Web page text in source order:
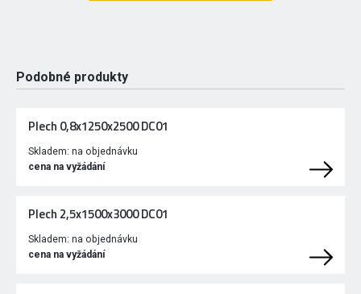
Podobné produkty
Plech 0,8x1250x2500 DC01
Skladem: na objednávku
cena na vyžádání
Plech 2,5x1500x3000 DC01
Skladem: na objednávku
cena na vyžádání